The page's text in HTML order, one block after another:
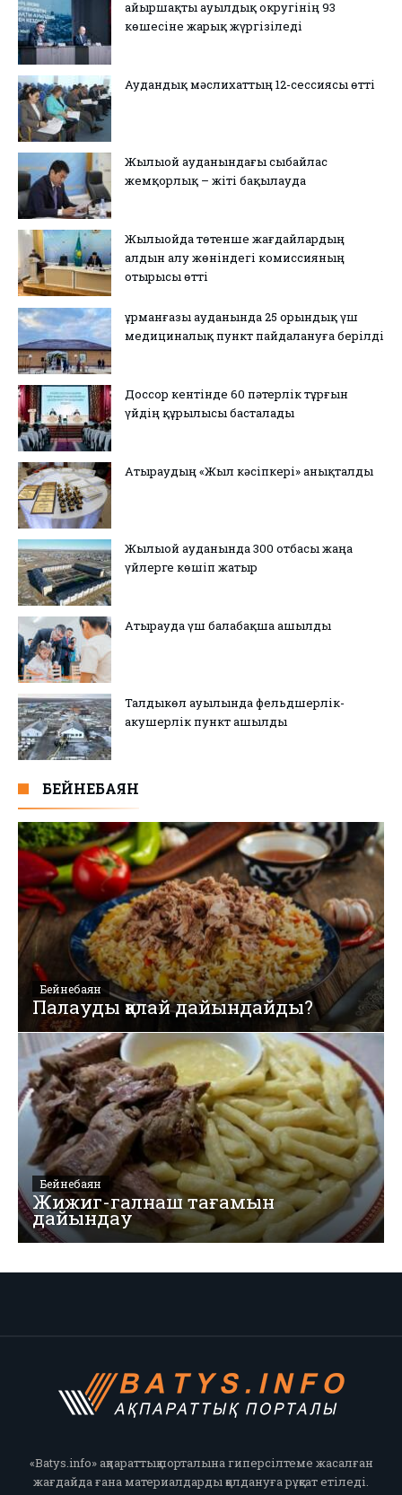
Қайыршақты ауылдық округінің 93
көшесіне жарық жүргізіледі
Аудандық мәслихаттың 12-сессиясы өтті
Жылыой ауданындағы сыбайлас
жемқорлық – жіті бақылауда
Жылыойда төтенше жағдайлардың
алдын алу жөніндегі комиссияның
отырысы өтті
Құрманғазы ауданында 25 орындық үш
медициналық пункт пайдалануға берілді
Доссор кентінде 60 пәтерлік тұрғын
үйдің құрылысы басталады
Атыраудың «Жыл кәсіпкері» анықталды
Жылыой ауданында 300 отбасы жаңа
үйлерге көшіп жатыр
Атырауда үш балабақша ашылды
Талдыкөл ауылында фельдшерлік-
акушерлік пункт ашылды
БЕЙНЕБАЯН
Бейнебаян
Палауды қалай дайындайды?
Бейнебаян
Жижиг-галнаш тағамын
дайындау
«Batys.info» ақпараттық порталына гиперсілтеме жасалған
жағдайда ғана материалдарды қолдануға рұқсат етіледі.